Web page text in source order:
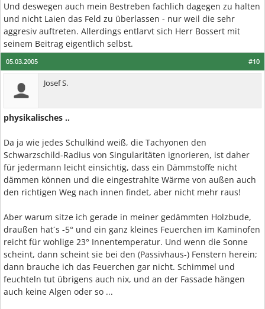
Und deswegen auch mein Bestreben fachlich dagegen zu halten
und nicht Laien das Feld zu überlassen - nur weil die sehr
aggresiv auftreten. Allerdings entlarvt sich Herr Bossert mit
seinem Beitrag eigentlich selbst.
#10
05.03.2005
Josef S.
physikalisches ..
Da ja wie jedes Schulkind weiß, die Tachyonen den
Schwarzschild-Radius von Singularitäten ignorieren, ist daher
für jedermann leicht einsichtig, dass ein Dämmstoffe nicht
dämmen können und die eingestrahlte Wärme von außen auch
den richtigen Weg nach innen findet, aber nicht mehr raus!
Aber warum sitze ich gerade in meiner gedämmten Holzbude,
draußen hat´s -5° und ein ganz kleines Feuerchen im Kaminofen
reicht für wohlige 23° Innentemperatur. Und wenn die Sonne
scheint, dann scheint sie bei den (Passivhaus-) Fenstern herein;
dann brauche ich das Feuerchen gar nicht. Schimmel und
feuchteln tut übrigens auch nix, und an der Fassade hängen
auch keine Algen oder so ...